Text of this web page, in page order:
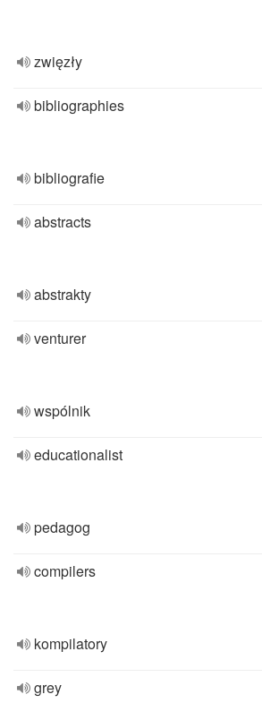
zwięzły
bibliographies
bibliografie
abstracts
abstrakty
venturer
wspólnik
educationalist
pedagog
compilers
kompilatory
grey